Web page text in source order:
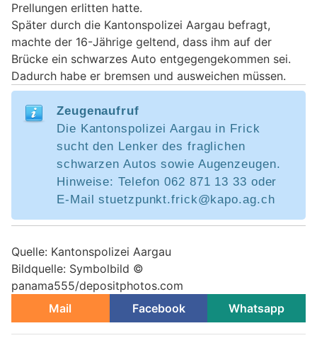
Prellungen erlitten hatte.
Später durch die Kantonspolizei Aargau befragt,
machte der 16-Jährige geltend, dass ihm auf der
Brücke ein schwarzes Auto entgegengekommen sei.
Dadurch habe er bremsen und ausweichen müssen.
Zeugenaufruf
Die Kantonspolizei Aargau in Frick
sucht den Lenker des fraglichen
schwarzen Autos sowie Augenzeugen.
Hinweise: Telefon 062 871 13 33 oder
E-Mail stuetzpunkt.frick@kapo.ag.ch
Quelle: Kantonspolizei Aargau
Bildquelle: Symbolbild ©
panama555/depositphotos.com
Mail
Facebook Whatsapp